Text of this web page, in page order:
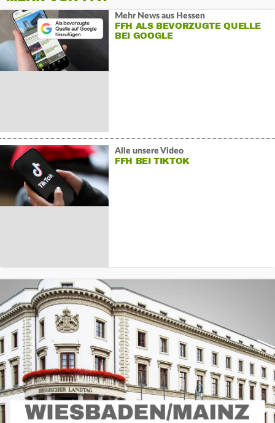
Mehr News aus Hessen
FFH ALS BEVORZUGTE QUELLE
BEI GOOGLE
Alle unsere Video
FFH BEI TIKTOK